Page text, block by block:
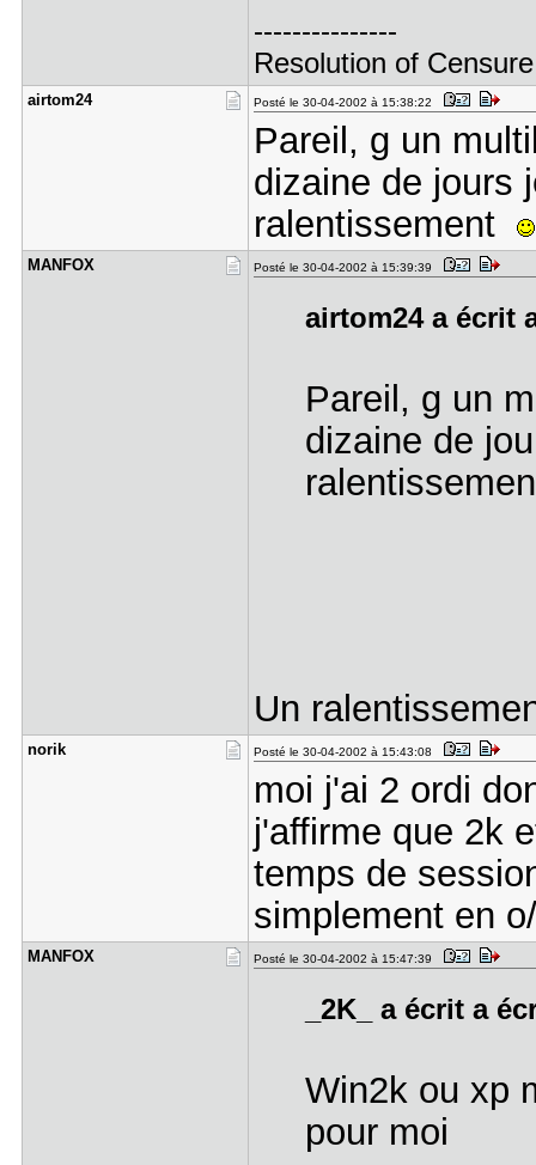
---------------
Resolution of Censure
airtom24 Posté le 30-04-2002 à 15:38:22
Pareil, g un
dizaine de jours
ralentissement
MANFOX Posté le 30-04-2002 à 15:39:39
airtom24 a écrit
Pareil, g un
dizaine de
Un
norik Posté le 30-04-2002 à 15:43:08
moi j'ai 2 ordi
j'affirme que 2k
temps de
simplement en
MANFOX Posté le 30-04-2002 à 15:47:39
_2K_ a écrit a
Win2k ou xp
pour moi